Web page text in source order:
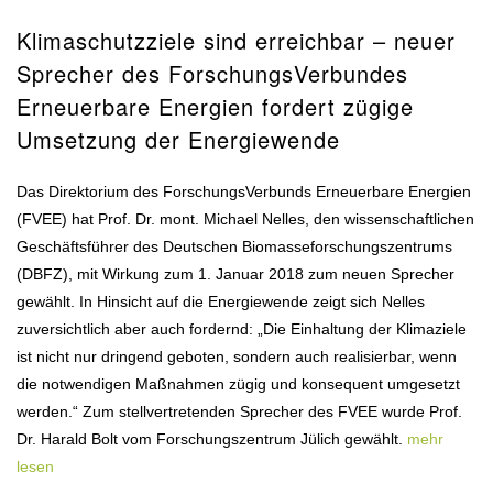
Klimaschutzziele sind erreichbar – neuer
Sprecher des ForschungsVerbundes
Erneuerbare Energien fordert zügige
Umsetzung der Energiewende
Das Direktorium des ForschungsVerbunds Erneuerbare Energien
(FVEE) hat Prof. Dr. mont. Michael Nelles, den wissenschaftlichen
Geschäftsführer des Deutschen Biomasseforschungszentrums
(DBFZ), mit Wirkung zum 1. Januar 2018 zum neuen Sprecher
gewählt. In Hinsicht auf die Energiewende zeigt sich Nelles
zuversichtlich aber auch fordernd: „Die Einhaltung der Klimaziele
ist nicht nur dringend geboten, sondern auch realisierbar, wenn
die notwendigen Maßnahmen zügig und konsequent umgesetzt
werden.“ Zum stellvertretenden Sprecher des FVEE wurde Prof.
Dr. Harald Bolt vom Forschungszentrum Jülich gewählt. mehr
lesen